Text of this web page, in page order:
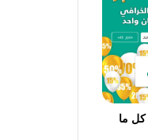
عروض الجمعة السوداء 2019 كل ما